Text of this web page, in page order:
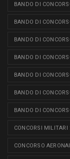
BANDO DI
BANDO DI
BANDO DI
BANDO DI
BANDO DI
BANDO DI
BANDO DI
CONCORSI MILITARI
CONCORSO